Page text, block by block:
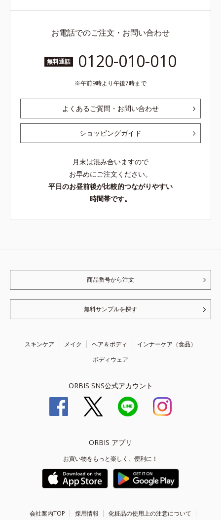
お電話でのご注文・お問い合わせ
無料通話 0120-010-010
午前9時より午後7時まで
よくあるご質問・お問い合わせ
ショッピングガイド
月末は混み合いますので
お早めにご注文ください。
平日のお昼前後が比較的つながりやすい
時間帯です。
商品番号から注文
無料サンプルを探す
スキンケア メイク ヘア＆ボディ
インナーケア（食品）
ボディウェア
ORBIS SNS公式アカウント
ORBIS アプリ
お買い物をもっと楽しく、便利に！
会社案内TOP 採用情報 化粧品の使用上の注意について